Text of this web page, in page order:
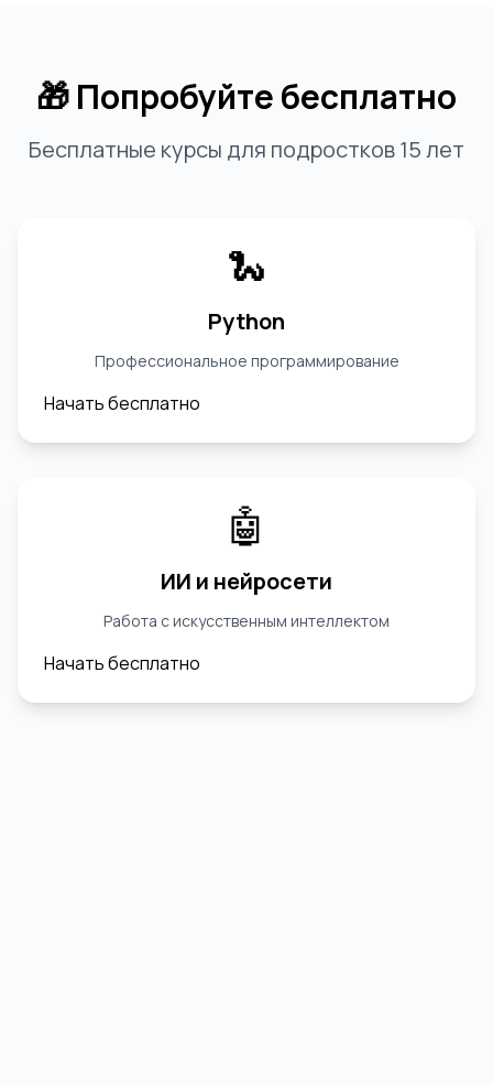
🎁 Попробуйте бесплатно
Бесплатные курсы для подростков 15 лет
🐍
Python
Профессиональное программирование
Начать бесплатно
🤖
ИИ и нейросети
Работа с искусственным интеллектом
Начать бесплатно